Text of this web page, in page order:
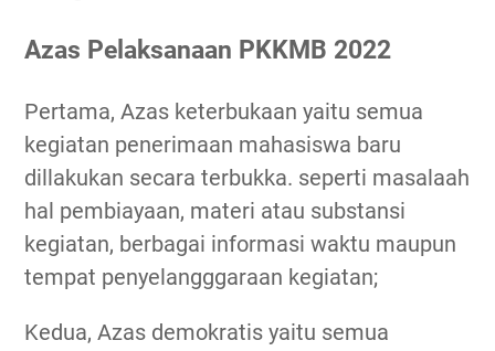
Azas Pelaksanaan PKKMB 2022
Pertama, Azas keterbukaan yaitu semua
kegiatan penerimaan mahasiswa baru
dillakukan secara terbukka. seperti masalaah
hal pembiayaan, materi atau substansi
kegiatan, berbagai informasi waktu maupun
tempat penyelangggaraan kegiatan;
Kedua, Azas demokratis yaitu semua